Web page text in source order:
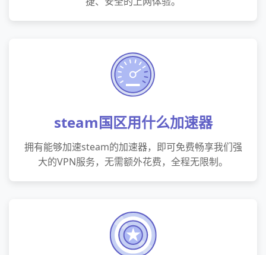
steam国区用什么加速器
拥有能够加速steam的加速器，即可免费畅享我们强
大的VPN服务，无需额外花费，全程无限制。